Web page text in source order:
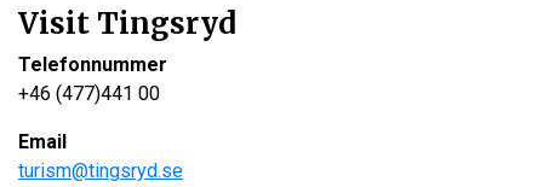
Visit Tingsryd
Telefonnummer
+46 (477)441 00
Email
turism@tingsryd.se